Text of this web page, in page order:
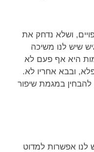
ושלא נדחק את
שיש לנו משיכה
היא אף פעם לא
ובבא אחריו לא.
במגמת שיפור
אפשרות למדוט